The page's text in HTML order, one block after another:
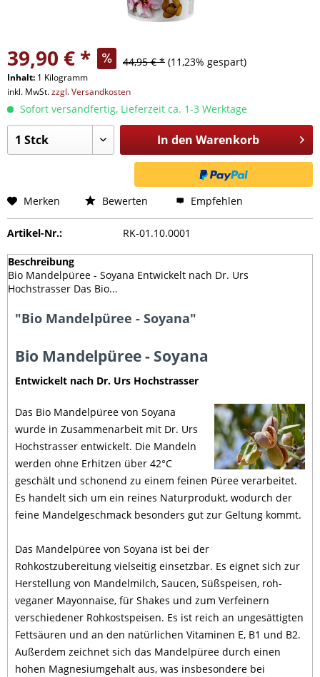
39,90 € * 44,95 € * (11,23% gespart)
Inhalt: 1 Kilogramm
inkl. MwSt.zzgl. Versandkosten
Sofort versandfertig, Lieferzeit ca. 1-3 Werktage
In den Warenkorb
Merken Bewerten Empfehlen
Artikel-Nr.: RK-01.10.0001
Beschreibung
Bio Mandelpüree - Soyana Entwickelt nach Dr. Urs
Hochstrasser Das Bio...
"Bio Mandelpüree - Soyana"
Bio Mandelpüree - Soyana
Entwickelt nach Dr. Urs Hochstrasser
Das Bio Mandelpüree von Soyana
wurde in Zusammenarbeit mit Dr. Urs
Hochstrasser entwickelt. Die Mandeln
werden ohne Erhitzen über 42°C
geschält und schonend zu einem feinen Püree verarbeitet.
Es handelt sich um ein reines Naturprodukt, wodurch der
feine Mandelgeschmack besonders gut zur Geltung kommt.
Das Mandelpüree von Soyana ist bei der
Rohkostzubereitung vielseitig einsetzbar. Es eignet sich zur
Herstellung von Mandelmilch, Saucen, Süßspeisen, roh-
veganer Mayonnaise, für Shakes und zum Verfeinern
verschiedener Rohkostspeisen. Es ist reich an ungesättigten
Fettsäuren und an den natürlichen Vitaminen E, B1 und B2.
Außerdem zeichnet sich das Mandelpüree durch einen
hohen Magnesiumgehalt aus, was insbesondere bei